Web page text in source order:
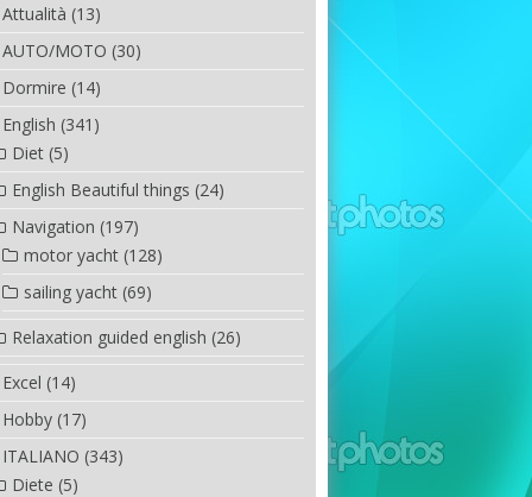
Attualità (13)
AUTO/MOTO (30)
Dormire (14)
English (341)
Diet (5)
English Beautiful things (24)
Navigation (197)
motor yacht (128)
sailing yacht (69)
Relaxation guided english (26)
Excel (14)
Hobby (17)
ITALIANO (343)
Diete (5)